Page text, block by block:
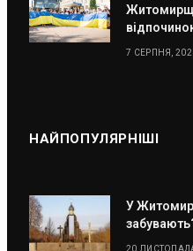
7 СЕРПНЯ,
НАЙПОПУЛЯРНІШІ
У
20